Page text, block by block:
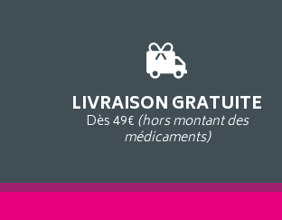
LIVRAISON GRATUITE
Dès 49€ (hors montant des
médicaments)